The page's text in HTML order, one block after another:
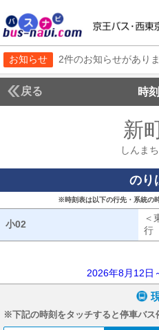
お知らせ 2件のお知らせがあり
戻る 時
新
しんま
のり
※時刻表は以下の行先・系統の
小02
＜
行
2026年8月12日
※下記の時刻をタッチすると停車バス